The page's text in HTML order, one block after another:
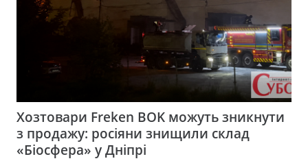
Хозтовари Freken BOK можуть зникнути
з продажу: росіяни знищили склад
«Біосфера» у Дніпрі